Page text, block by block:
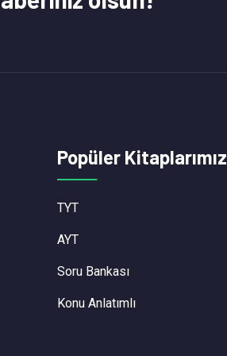
Popüler Kitaplarımız
TYT
AYT
Soru Bankası
Konu Anlatımlı